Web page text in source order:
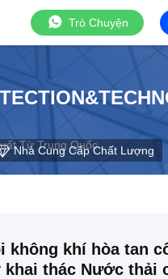
Trò Chuyện
Từ ​​Trung Quốc
Nhà Cung Cấp Chất Lượng
không khí hòa tan
khai thác Nước thải